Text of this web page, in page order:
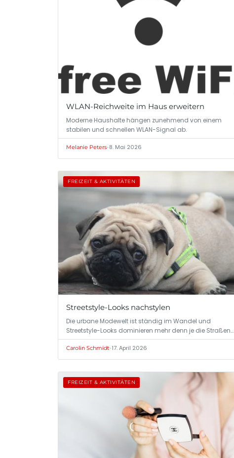
WLAN-Reichweite im Haus erweitern
Moderne Haushalte hängen zunehmend von einem
stabilen und schnellen WLAN-Signal ab.
Melanie Peters•8. Mai 2026
FREIZEIT & AKTIVITÄTEN
Streetstyle-Looks nachstylen
Die urbane Modewelt ist ständig im Wandel und
Streetstyle-Looks dominieren mehr denn je die Straßen…
Carolin Schmidt•17. April 2026
FREIZEIT & AKTIVITÄTEN